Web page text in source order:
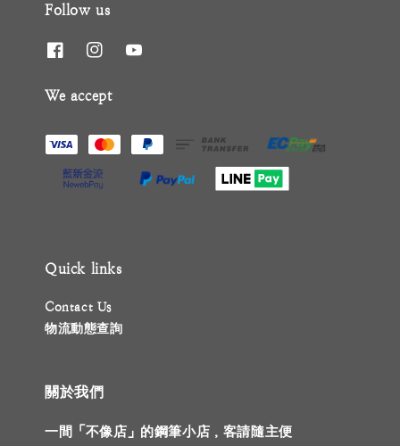
Follow us
We accept
Quick links
Contact Us
物流動態查詢
關於我們
一間「不像店」的鋼筆小店，客請隨主便